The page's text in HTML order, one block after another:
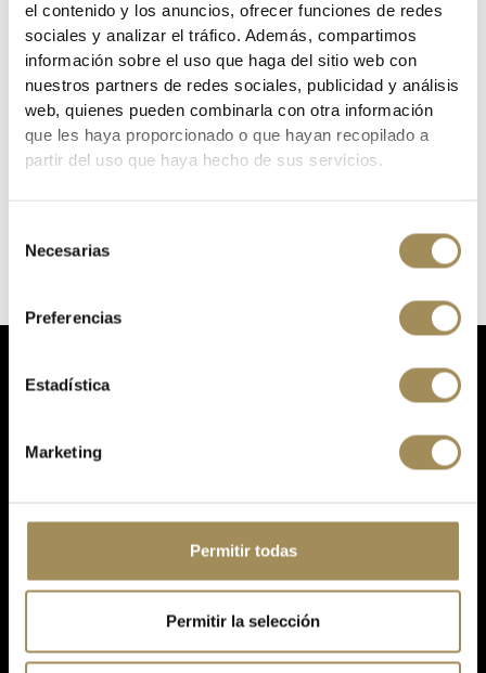
el contenido y los anuncios, ofrecer funciones de redes
sociales y analizar el tráfico. Además, compartimos
información sobre el uso que haga del sitio web con
nuestros partners de redes sociales, publicidad y análisis
web, quienes pueden combinarla con otra información
que les haya proporcionado o que hayan recopilado a
partir del uso que haya hecho de sus servicios.
Necesarias
Preferencias
Estadística
Marketing
Permitir todas
Permitir la selección
SALES MINERALES
MOSTRANDO 1-2 DE 2 ARTÍCULO(S)
1
Tu tienda online de ciclismo, biciletas, componentes, accesorios, nutrición y equipamiento.
608645957